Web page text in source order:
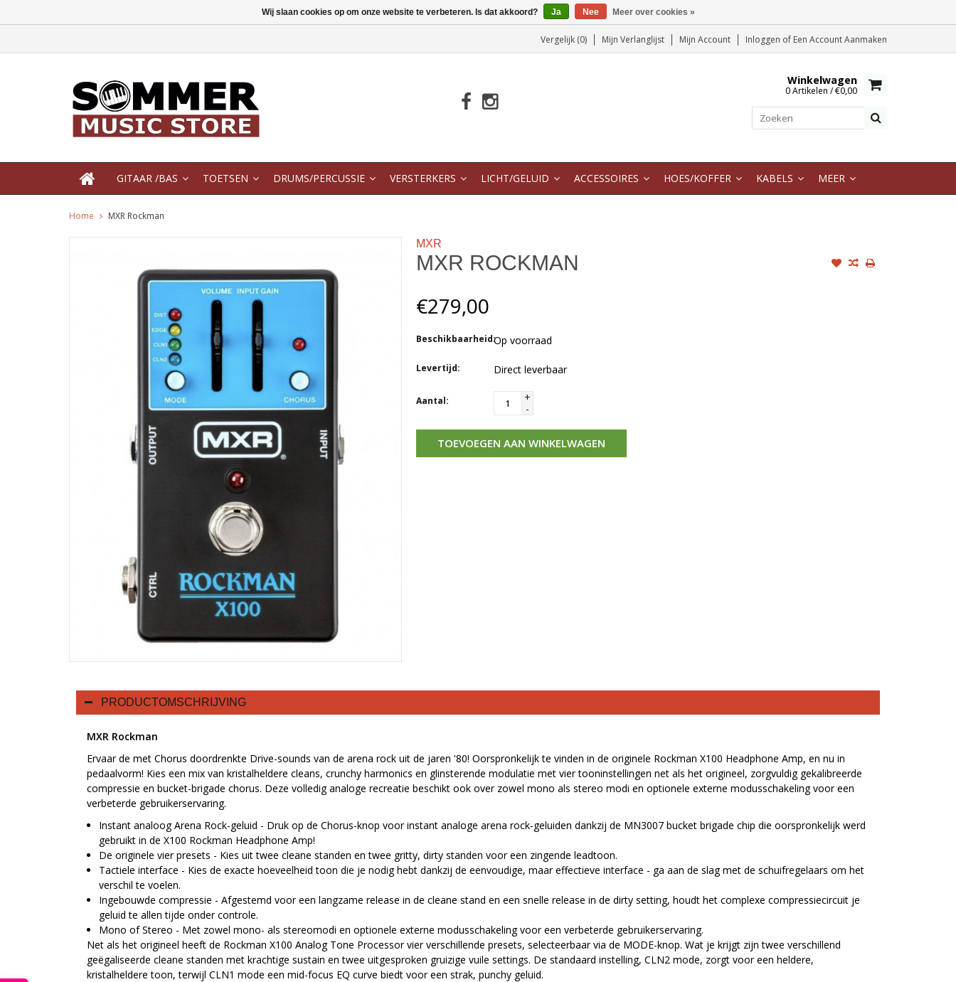
Vergelijk (0) Mijn Verlanglijst Mijn Account Inloggen of Een Account Aanmaken
Winkelwagen
0 Artikelen / €0,00
GITAAR /BAS TOETSEN DRUMS/PERCUSSIE VERSTERKERS LICHT/GELUID ACCESSOIRES HOES/KOFFER KABELS MEER
Home MXR Rockman
MXR
MXR ROCKMAN
€279,00
Beschikbaarheid:Op voorraad
Levertijd: Direct leverbaar
Aantal:
+
-
TOEVOEGEN AAN WINKELWAGEN
PRODUCTOMSCHRIJVING
MXR Rockman
Ervaar de met Chorus doordrenkte Drive-sounds van de arena rock uit de jaren '80! Oorspronkelijk te vinden in de originele Rockman X100 Headphone Amp, en nu in
pedaalvorm! Kies een mix van kristalheldere cleans, crunchy harmonics en glinsterende modulatie met vier tooninstellingen net als het origineel, zorgvuldig gekalibreerde
compressie en bucket-brigade chorus. Deze volledig analoge recreatie beschikt ook over zowel mono als stereo modi en optionele externe modusschakeling voor een
verbeterde gebruikerservaring.
Instant analoog Arena Rock-geluid - Druk op de Chorus-knop voor instant analoge arena rock-geluiden dankzij de MN3007 bucket brigade chip die oorspronkelijk werd
gebruikt in de X100 Rockman Headphone Amp!
De originele vier presets - Kies uit twee cleane standen en twee gritty, dirty standen voor een zingende leadtoon.
Tactiele interface - Kies de exacte hoeveelheid toon die je nodig hebt dankzij de eenvoudige, maar effectieve interface - ga aan de slag met de schuifregelaars om het
verschil te voelen.
Ingebouwde compressie - Afgestemd voor een langzame release in de cleane stand en een snelle release in de dirty setting, houdt het complexe compressiecircuit je
geluid te allen tijde onder controle.
Mono of Stereo - Met zowel mono- als stereomodi en optionele externe modusschakeling voor een verbeterde gebruikerservaring.
Net als het origineel heeft de Rockman X100 Analog Tone Processor vier verschillende presets, selecteerbaar via de MODE-knop. Wat je krijgt zijn twee verschillend
geëgaliseerde cleane standen met krachtige sustain en twee uitgesproken gruizige vuile settings. De standaard instelling, CLN2 mode, zorgt voor een heldere,
kristalheldere toon, terwijl CLN1 mode een mid-focus EQ curve biedt voor een strak, punchy geluid.
Wij slaan cookies op om onze website te verbeteren. Is dat akkoord? Ja Nee Meer over cookies »